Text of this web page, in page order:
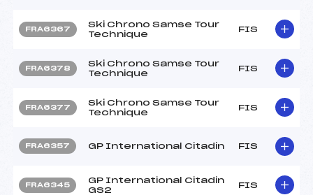
FRA6367
Ski Chrono Samse Tour
Technique
FIS
FRA6378
Ski Chrono Samse Tour
Technique
FIS
FRA6377
Ski Chrono Samse Tour
Technique
FIS
FRA6357 GP International Citadin FIS
FRA6345
GP International Citadin
GS2
FIS